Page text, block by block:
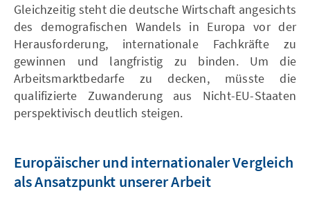
Gleichzeitig steht die deutsche Wirtschaft angesichts
des demografischen Wandels in Europa vor der
Herausforderung, internationale Fachkräfte zu
gewinnen und langfristig zu binden. Um die
Arbeitsmarktbedarfe zu decken, müsste die
qualifizierte Zuwanderung aus Nicht-EU-Staaten
perspektivisch deutlich steigen.
Europäischer und internationaler Vergleich
als Ansatzpunkt unserer Arbeit